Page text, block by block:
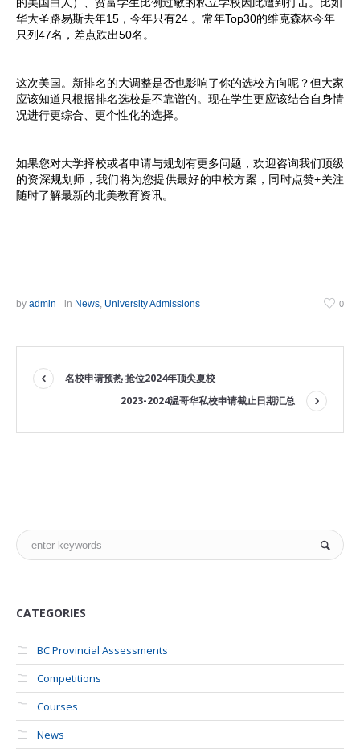
的美国白人）、贫富学生比例过敏的私立学校因此遭到打击。比如
华大圣路易斯去年15，今年只有24 。常年Top30的维克森林今年
只列47名，差点跌出50名。
这次美国。新排名的大调整是否也影响了你的选校方向呢？但大家
应该知道只根据排名选校是不靠谱的。现在学生更应该结合自身情
况进行更综合、更个性化的选择。
如果您对大学择校或者申请与规划有更多问题，欢迎咨询我们顶级
的资深规划师，我们将为您提供最好的申校方案，同时点赞+关注
随时了解最新的北美教育资讯。
0
by admin in News, University Admissions
名校申请预热 抢位2024年顶尖夏校
2023-2024温哥华私校申请截止日期汇总
CATEGORIES
BC Provincial Assessments
Competitions
Courses
News